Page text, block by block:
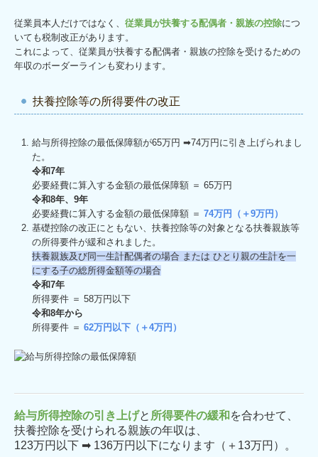
従業員本人だけではなく、 従業員が扶養する配偶者・親族の控除につ
いても税制改正があります。
これによって、従業員が扶養する配偶者・親族の控除を受けるための
年収のボーダーラインも変わります。
扶養控除等の所得要件の改正
給与所得控除の最低保障額が65万円 ➡74万円に引き上げられまし
た。
令和7年
必要経費に算入する金額の最低保障額 ＝ 65万円
令和8年、9年
必要経費に算入する金額の最低保障額 ＝ 74万円（＋9万円）
基礎控除の改正にともない、扶養控除等の対象となる扶養親族等
の所得要件が緩和されました。
扶養親族及び同⼀⽣計配偶者の場合 または ひとり親の⽣計を⼀
にする⼦の総所得⾦額等の場合
令和7年
所得要件 ＝ 58万円以下
令和8年から
所得要件 ＝ 62万円以下（＋4万円）
給与所得控除の引き上げと 所得要件の緩和 を合わせて、
扶養控除を受けられる親族の年収は、
123万円以下 ➡ 136万円以下になります（＋13万円）。